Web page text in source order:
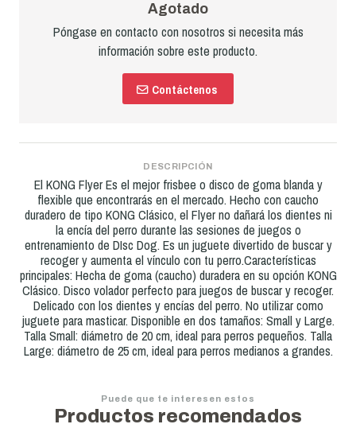
Agotado
Póngase en contacto con nosotros si necesita más
información sobre este producto.
Contáctenos
DESCRIPCIÓN
El KONG Flyer Es el mejor frisbee o disco de goma blanda y
flexible que encontrarás en el mercado. Hecho con caucho
duradero de tipo KONG Clásico, el Flyer no dañará los dientes ni
la encía del perro durante las sesiones de juegos o
entrenamiento de DIsc Dog. Es un juguete divertido de buscar y
recoger y aumenta el vínculo con tu perro.Características
principales: Hecha de goma (caucho) duradera en su opción KONG
Clásico. Disco volador perfecto para juegos de buscar y recoger.
Delicado con los dientes y encías del perro. No utilizar como
juguete para masticar. Disponible en dos tamaños: Small y Large.
Talla Small: diámetro de 20 cm, ideal para perros pequeños. Talla
Large: diámetro de 25 cm, ideal para perros medianos a grandes.
Puede que te interesen estos
Productos recomendados